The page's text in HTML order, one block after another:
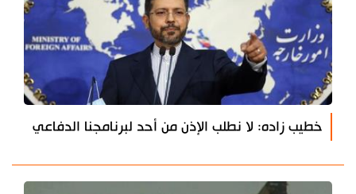
خطيب زاده: لا نطلب الإذن من أحد لبرنامجنا الدفاعي